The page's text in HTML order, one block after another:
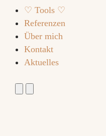
♡ Tools ♡
Referenzen
Über mich
Kontakt
Aktuelles